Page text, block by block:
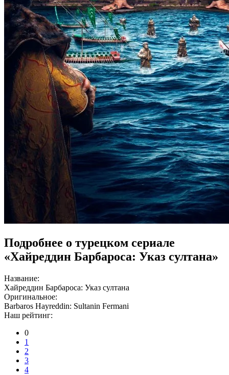
Подробнее о турецком сериале
«Хайреддин Барбароса: Указ султана»
Название:
Хайреддин Барбароса: Указ султана
Оригинальное:
Barbaros Hayreddin: Sultanin Fermani
Наш рейтинг:
0
1
2
3
4